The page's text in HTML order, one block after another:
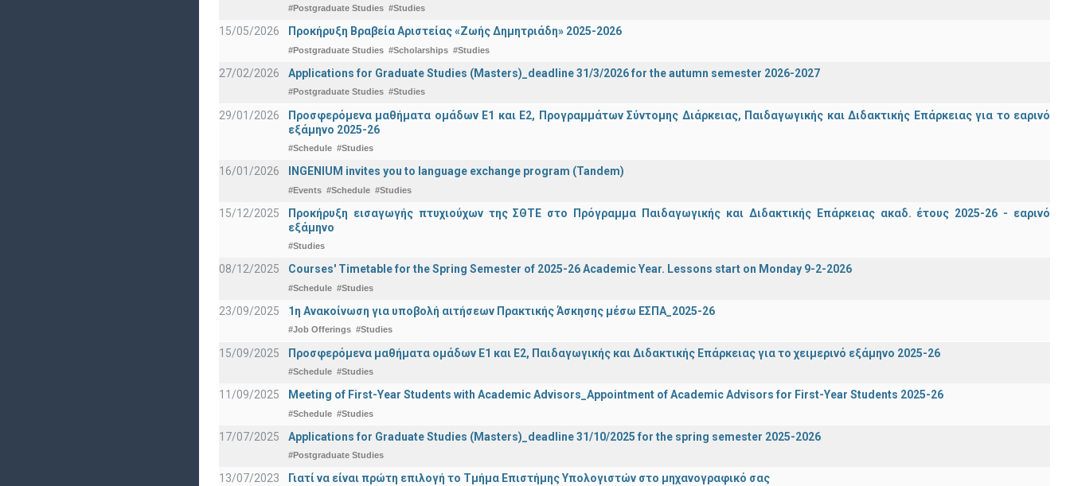
#Postgraduate Studies #Studies
15/05/2026 Προκήρυξη Βραβεία Αριστείας «Ζωής Δημητριάδη» 2025-2026
#Postgraduate Studies #Scholarships #Studies
27/02/2026 Applications for Graduate Studies (Masters)_deadline 31/3/2026 for the autumn semester 2026-2027
#Postgraduate Studies #Studies
29/01/2026
Προσφερόμενα μαθήματα ομάδων Ε1 και Ε2, Προγραμμάτων Σύντομης Διάρκειας, Παιδαγωγικής και Διδακτικής Επάρκειας για το εαρινό
εξάμηνο 2025-26
#Schedule #Studies
16/01/2026 INGENIUM invites you to language exchange program (Tandem)
#Events #Schedule #Studies
15/12/2025
Προκήρυξη εισαγωγής πτυχιούχων της ΣΘΤΕ στο Πρόγραμμα Παιδαγωγικής και Διδακτικής Επάρκειας ακαδ. έτους 2025-26 - εαρινό
εξάμηνο
#Studies
08/12/2025 Courses' Timetable for the Spring Semester of 2025-26 Academic Year. Lessons start on Monday 9-2-2026
#Schedule #Studies
23/09/2025 1η Ανακοίνωση για υποβολή αιτήσεων Πρακτικής Άσκησης μέσω ΕΣΠΑ_2025-26
#Job Offerings #Studies
15/09/2025 Προσφερόμενα μαθήματα ομάδων Ε1 και Ε2, Παιδαγωγικής και Διδακτικής Επάρκειας για το χειμερινό εξάμηνο 2025-26
#Schedule #Studies
11/09/2025 Meeting of First-Year Students with Academic Advisors_Appointment of Academic Advisors for First-Year Students 2025-26
#Schedule #Studies
17/07/2025 Applications for Graduate Studies (Masters)_deadline 31/10/2025 for the spring semester 2025-2026
#Postgraduate Studies
13/07/2023 Γιατί να είναι πρώτη επιλογή το Τμήμα Επιστήμης Υπολογιστών στο μηχανογραφικό σας